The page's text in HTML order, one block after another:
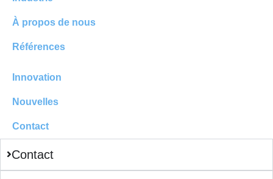
À propos de nous
Références
Innovation
Nouvelles
Contact
Contact